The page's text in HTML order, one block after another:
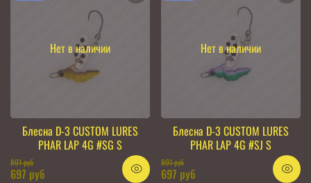
Нет в наличии
Блесна D-3 CUSTOM LURES
PHAR LAP 4G #SG S
801 руб
697 руб
Нет в наличии
Блесна D-3 CUSTOM LURES
PHAR LAP 4G #SJ S
801 руб
697 руб